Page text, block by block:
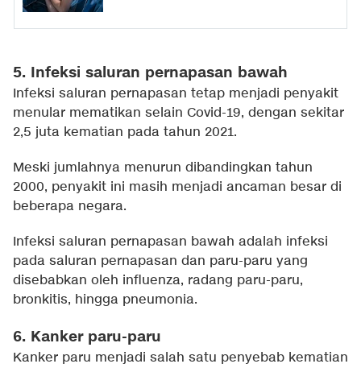
5. Infeksi saluran pernapasan bawah
Infeksi saluran pernapasan tetap menjadi penyakit
menular mematikan selain Covid-19, dengan sekitar
2,5 juta kematian pada tahun 2021.
Meski jumlahnya menurun dibandingkan tahun
2000, penyakit ini masih menjadi ancaman besar di
beberapa negara.
Infeksi saluran pernapasan bawah adalah infeksi
pada saluran pernapasan dan paru-paru yang
disebabkan oleh influenza, radang paru-paru,
bronkitis, hingga pneumonia.
6. Kanker paru-paru
Kanker paru menjadi salah satu penyebab kematian